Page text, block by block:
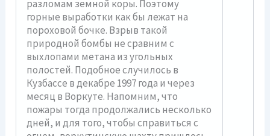
разломам земной коры. Поэтому
горные выработки как бы лежат на
пороховой бочке. Взрыв такой
природной бомбы не сравним с
выхлопами метана из угольных
полостей. Подобное случилось в
Кузбассе в декабре 1997 года и через
месяц в Воркуте. Напомним, что
пожары тогда продолжались несколько
дней, и для того, чтобы справиться с